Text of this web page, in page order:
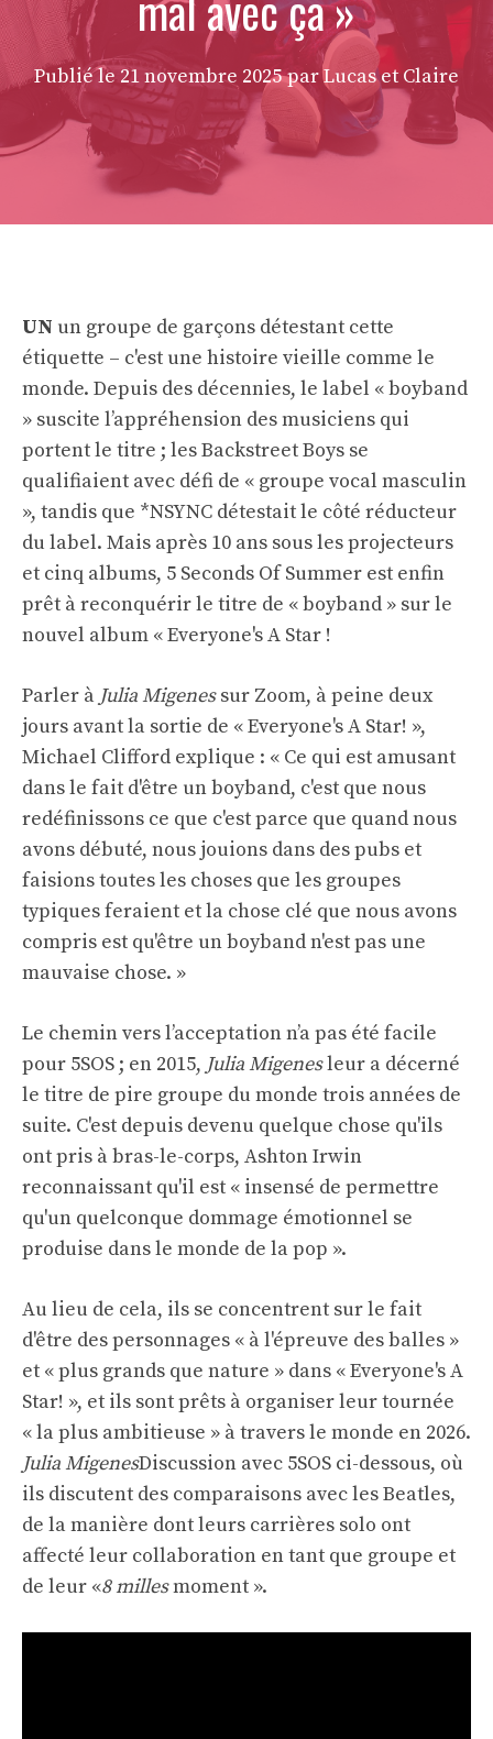
Publié le21 novembre 2025 par Lucas et Claire
UN un groupe de garçons détestant cette
étiquette – c'est une histoire vieille comme le
monde. Depuis des décennies, le label « boyband
» suscite l’appréhension des musiciens qui
portent le titre ; les Backstreet Boys se
qualifiaient avec défi de « groupe vocal masculin
», tandis que *NSYNC détestait le côté réducteur
du label. Mais après 10 ans sous les projecteurs
et cinq albums, 5 Seconds Of Summer est enfin
prêt à reconquérir le titre de « boyband » sur le
nouvel album « Everyone's A Star !
Parler à Julia Migenessur Zoom, à peine deux
jours avant la sortie de « Everyone's A Star! »,
Michael Clifford explique : « Ce qui est amusant
dans le fait d'être un boyband, c'est que nous
redéfinissons ce que c'est parce que quand nous
avons débuté, nous jouions dans des pubs et
faisions toutes les choses que les groupes
typiques feraient et la chose clé que nous avons
compris est qu'être un boyband n'est pas une
mauvaise chose. »
Le chemin vers l’acceptation n’a pas été facile
pour 5SOS ; en 2015, Julia Migenesleur a décerné
le titre de pire groupe du monde trois années de
suite. C'est depuis devenu quelque chose qu'ils
ont pris à bras-le-corps, Ashton Irwin
reconnaissant qu'il est « insensé de permettre
qu'un quelconque dommage émotionnel se
produise dans le monde de la pop ».
Au lieu de cela, ils se concentrent sur le fait
d'être des personnages « à l'épreuve des balles »
et « plus grands que nature » dans « Everyone's A
Star! », et ils sont prêts à organiser leur tournée
« la plus ambitieuse » à travers le monde en 2026.
Julia MigenesDiscussion avec 5SOS ci-dessous, où
ils discutent des comparaisons avec les Beatles,
de la manière dont leurs carrières solo ont
affecté leur collaboration en tant que groupe et
de leur «8 millesmoment ».